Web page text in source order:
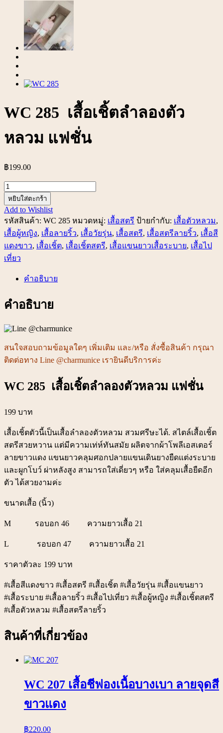
WC 285 เสื้อเชิ้ตลำลองตัว
หลวม แฟชั่น
฿199.00
จำนวน
WC
285
เสื้อ
เชิ้ต
ลำลอง
ตัว
แฟชั่น
หยิบใส่ตะกร้า
Add to Wishlist
รหัสสินค้า: WC 285 หมวดหมู่: เสื้อสตรี ป้ายกำกับ: เสื้อตัวหลวม,
เสื้อผู้หญิง, เสื้อลายริ้ว, เสื้อวัยรุ่น, เสื้อสตรี, เสื้อสตรีลายริ้ว, เสื้อสี
แดงขาว, เสื้อเชิ้ต, เสื้อเชิ้ตสตรี, เสื้อแขนยาวเสื้อระบาย, เสื้อไป
เที่ยว
คำอธิบาย
คำอธิบาย
สนใจสอบถามข้อมูลใดๆ เพิ่มเติม และ/หรือ สั่งซื้อสินค้า กรุณา
ติดต่อทาง Line @charmunice เรายินดีบริการค่ะ
WC 285 เสื้อเชิ้ตลำลองตัวหลวม แฟชั่น
199 บาท
เสื้อเชิ้ตตัวนี้เป็นเสื้อลำลองตัวหลวม สวมศรีษะได้. สไตล์เสื้อเชิ้ต
สตรีสวยหวาน แต่มีความเท่ห์ทันสมัย ผลิตจากผ้าโพลีเอสเตอร์
ลายขาวแดง แขนยาวคลุมศอกปลายแขนเดินยางยืดแต่งระบาย
และผูกโบว์ ผ่าหลังสูง สามารถใส่เดี่ยวๆ หรือ ใส่คลุมเสื้อยืดอีก
ตัว ได้สวยงามค่ะ
ขนาดเสื้อ (นิ้ว)
M รอบอก 46 ความยาวเสื้อ 21
L รอบอก 47 ความยาวเสื้อ 21
ราคาตัวละ 199 บาท
#เสื้อสีแดงขาว #เสื้อสตรี #เสื้อเชิ้ต #เสื้อวัยรุ่น #เสื้อแขนยาว
#เสื้อระบาย #เสื้อลายริ้ว #เสื้อไปเที่ยว #เสื้อผู้หญิง #เสื้อเชิ้ตสตรี
#เสื้อตัวหลวม #เสื้อสตรีลายริ้ว
สินค้าที่เกี่ยวข้อง
WC 207 เสื้อชีฟองเนื้อบางเบา ลายจุดสี
ขาวแดง
฿220.00